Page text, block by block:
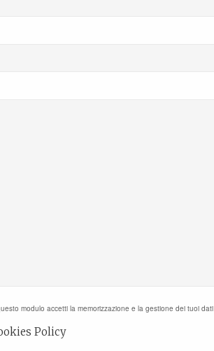
modulo accetti la memorizzazione e la gestione dei tuoi
Policy